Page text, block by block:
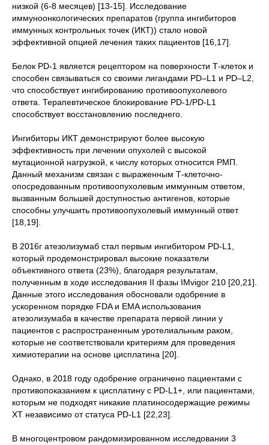
низкой (6-8 месяцев) [13-15]. Исследование
иммуноонкологических препаратов (группа ингибиторов
иммунных контрольных точек (ИКТ)) стало новой
эффективной опцией лечения таких пациентов [16,17].
Белок PD-1 является рецептором на поверхности Т-клеток и
способен связываться со своими лигандами PD–L1 и PD–L2,
что способствует ингибированию противоопухолевого
ответа. Терапевтическое блокирование PD-1/PD-L1
способствует восстановлению последнего.
Ингибиторы ИКТ демонстрируют более высокую
эффективность при лечении опухолей с высокой
мутационной нагрузкой, к числу которых относится РМП.
Данный механизм связан с выраженным Т-клеточно-
опосредованным противоопухолевым иммунным ответом,
вызванным большей доступностью антигенов, которые
способны улучшить противоопухолевый иммунный ответ
[18,19].
В 2016г атезолизумаб стал первым ингибитором PD-L1,
который продемонстрировал высокие показатели
объективного ответа (23%), благодаря результатам,
полученным в ходе исследования II фазы IMvigor 210 [20,21].
Данные этого исследования обосновали одобрение в
ускоренном порядке FDA и EMA использования
атезолизумаба в качестве препарата первой линии у
пациентов с распространенным уротелиальным раком,
которые не соответствовали критериям для проведения
химиотерапии на основе цисплатина [20].
Однако, в 2018 году одобрение ограничено пациентами с
противопоказанием к цисплатину с PD-L1+, или пациентами,
которым не подходят никакие платиносодержащие режимы
ХТ независимо от статуса PD-L1 [22,23].
В многоцентровом рандомизированном исследовании 3